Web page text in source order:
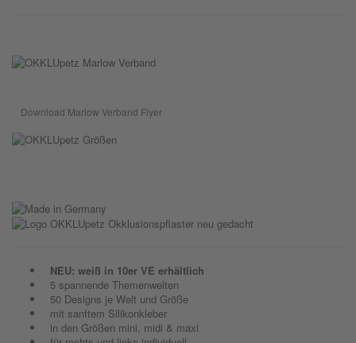
Download Marlow Verband Flyer
NEU: weiß in 10er VE erhältlich
5 spannende Themenwelten
50 Designs je Welt und Größe
mit sanftem Silikonkleber
in den Größen mini, midi & maxi